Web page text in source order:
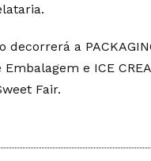
decorrerá a
e ICE
Fair.